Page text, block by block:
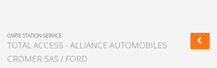
CARTE STATION-SERVICE
TOTAL ACCESS - ALLIANCE AUTOMOBILES
CROMER SAS / FORD